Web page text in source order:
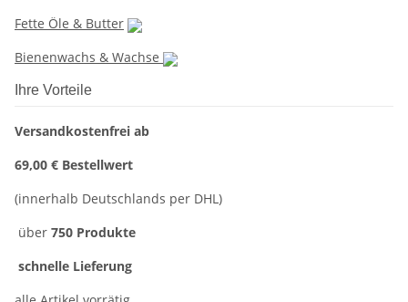
Fette Öle & Butter
Bienenwachs & Wachse
Ihre Vorteile
Versandkostenfrei ab
69,00 € Bestellwert
(innerhalb Deutschlands per DHL)
über 750 Produkte
schnelle Lieferung